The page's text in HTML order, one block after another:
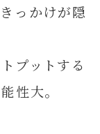
っかけが隠
プットする
性大。